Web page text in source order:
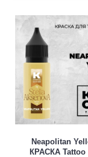
Neapolitan
КРАСКА